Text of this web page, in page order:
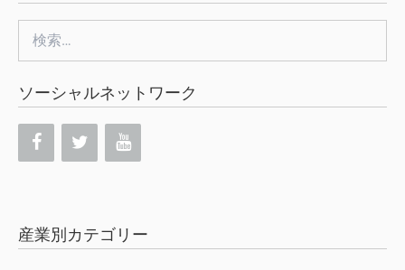
索:
ソーシャルネットワーク
産業別カテゴリー